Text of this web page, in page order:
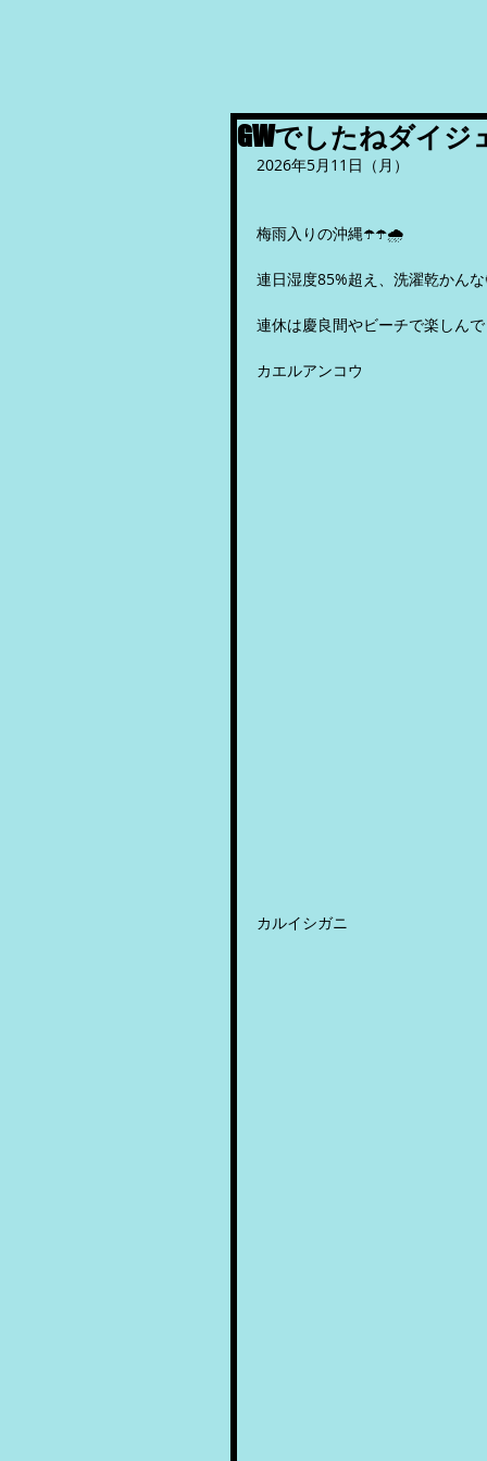
GWでしたねダイジ
2026年5月11日（月）
梅雨入りの沖縄☂️☂️🌧️
連日湿度85%超え、洗濯乾かん
連休は慶良間やビーチで楽しん
カエルアンコウ
カルイシガニ